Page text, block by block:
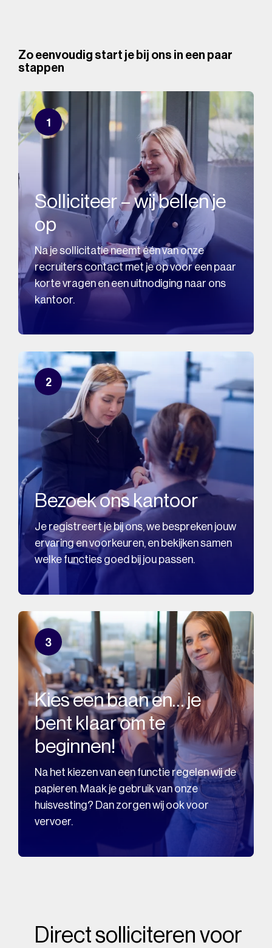
Zo eenvoudig start je bij ons in een paar
stappen
1
Solliciteer – wij bellen je
op
Na je sollicitatie neemt één van onze
recruiters contact met je op voor een paar
korte vragen en een uitnodiging naar ons
kantoor.
2
Bezoek ons kantoor
Je registreert je bij ons, we bespreken jouw
ervaring en voorkeuren, en bekijken samen
welke functies goed bij jou passen.
3
Kies een baan en… je
bent klaar om te
beginnen!
Na het kiezen van een functie regelen wij de
papieren. Maak je gebruik van onze
huisvesting? Dan zorgen wij ook voor
vervoer.
Direct solliciteren voor